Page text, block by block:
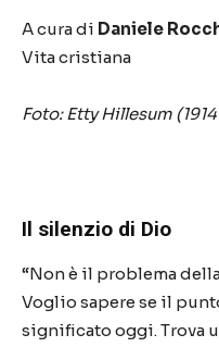
A cura di Daniele
Vita cristiana
Foto: Etty Hillesum
Il silenzio di Dio
“Nonè il problema
Voglio sapere se il
significato oggi. Trova